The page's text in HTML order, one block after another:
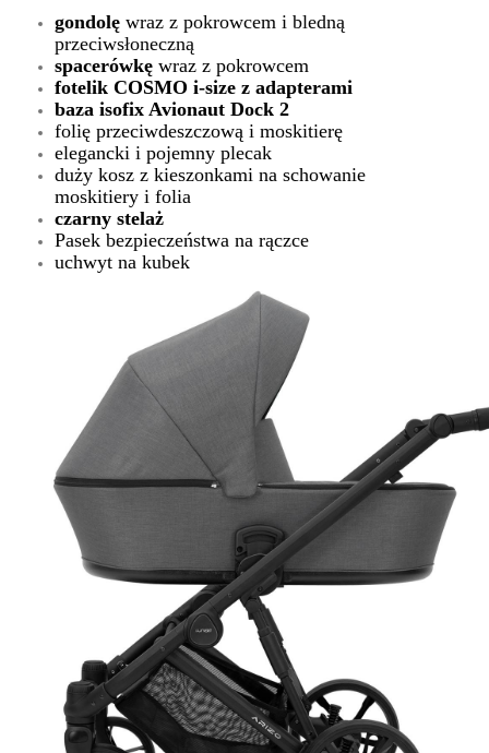
gondolę wraz z pokrowcem i bledną
przeciwsłoneczną
spacerówkę wraz z pokrowcem
fotelik COSMO i-size z adapterami
baza isofix Avionaut Dock 2
folię przeciwdeszczową i moskitierę
elegancki i pojemny plecak
duży kosz z kieszonkami na schowanie
moskitiery i folia
czarny stelaż
Pasek bezpieczeństwa na rączce
uchwyt na kubek